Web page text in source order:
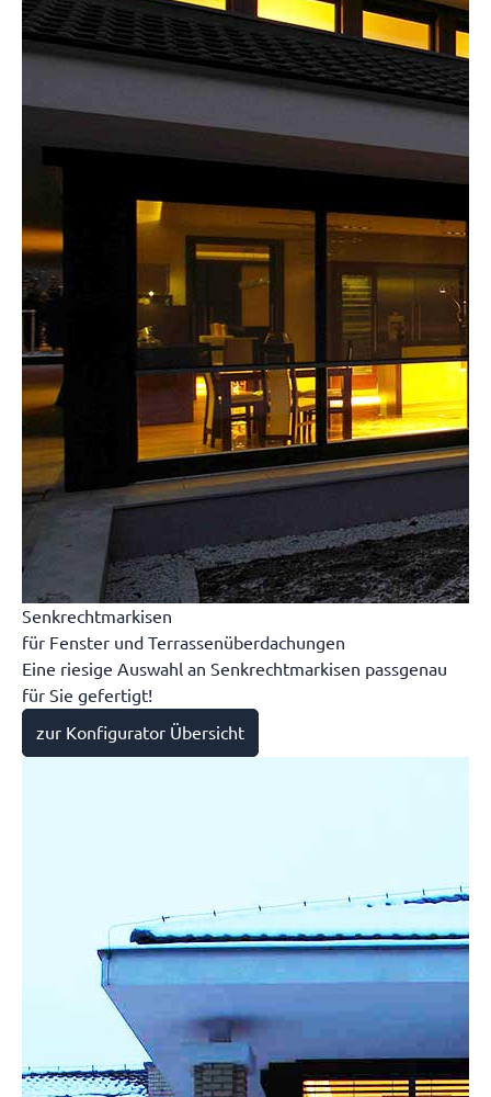
Senkrechtmarkisen
für Fenster und Terrassenüberdachungen
Eine riesige Auswahl an Senkrechtmarkisen passgenau
für Sie gefertigt!
zur Konfigurator Übersicht